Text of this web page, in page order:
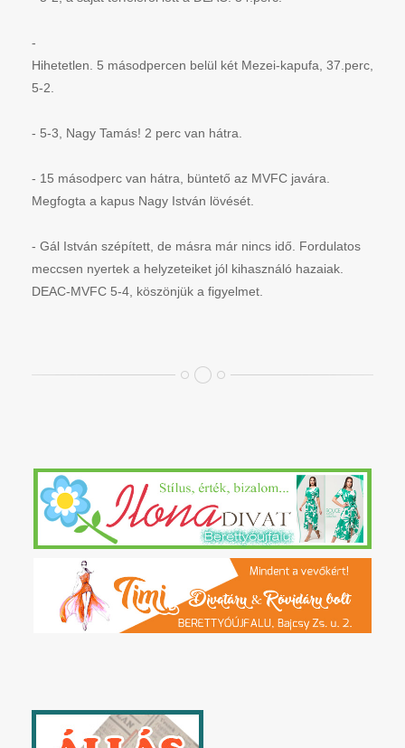
-
Hihetetlen. 5 másodpercen belül két Mezei-kapufa, 37.perc,
5-2.
- 5-3, Nagy Tamás! 2 perc van hátra.
- 15 másodperc van hátra, büntető az MVFC javára.
Megfogta a kapus Nagy István lövését.
- Gál István szépített, de másra már nincs idő. Fordulatos
meccsen nyertek a helyzeteiket jól kihasználó hazaiak.
DEAC-MVFC 5-4, köszönjük a figyelmet.